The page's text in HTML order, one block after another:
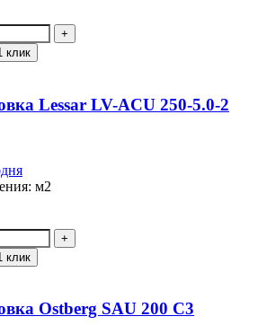
клик
Lessar LV-ACU 250-5.0-2
м2
клик
Ostberg SAU 200 C3